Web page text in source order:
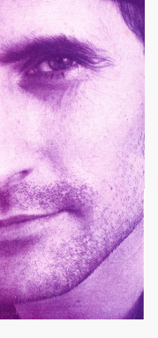
expo "La fabrique
par
(octobre 2019) pour
"Liberation" (19 et
2019), par
WILLIAM
par RENAUD) de
mensuel "Causeur"
de son